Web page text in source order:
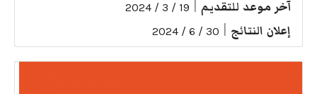
آخر موعد للتقديم 19 / 3 / 2024
إعلان النتائج 30 / 6 / 2024